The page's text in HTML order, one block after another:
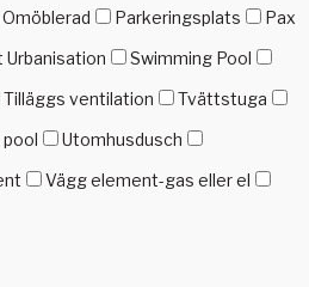
Omöblerad Parkeringsplats
Pax
Urbanisation
Swimming Pool
Tilläggs ventilation
Tvättstuga
pool
Utomhusdusch
Vägg element-gas eller el